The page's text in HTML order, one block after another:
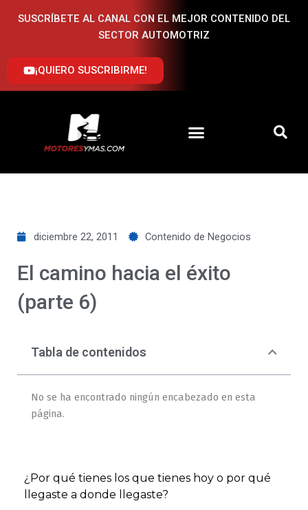
SUSCRÍBETE AL CANAL CON EL MEJOR CONTENIDO DEL
SECTOR AUTOMOTRIZ
¡QUIERO SUSCRIBIRME!
diciembre 22, 2011 Contenido de Negocios
El camino hacia el éxito
(parte 6)
Tabla de contenidos
No se ha encontrado ningún encabezado en esta
página.
¿Por qué tienes los que tienes hoy o por qué
llegaste a donde llegaste?